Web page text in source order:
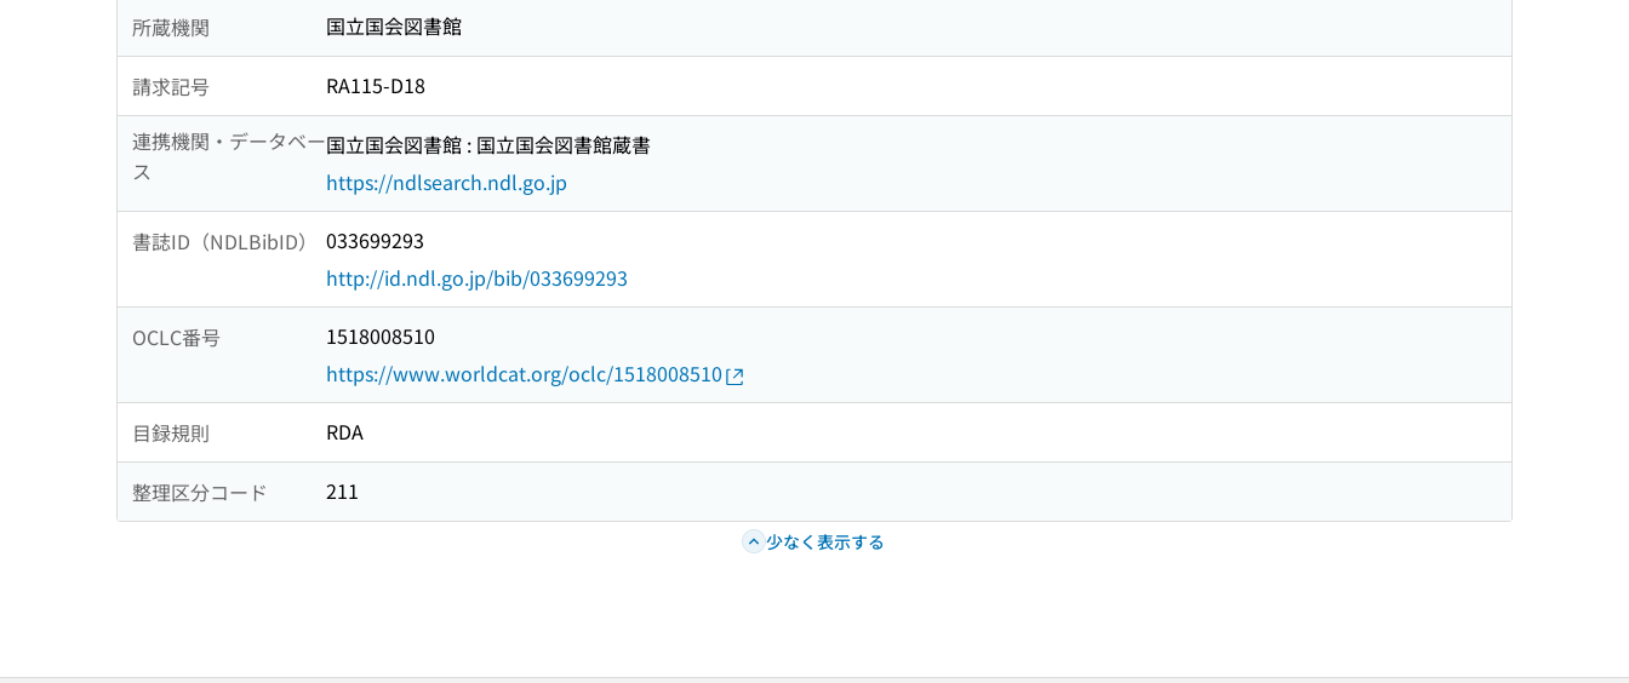
所蔵機関 国立国会図書館
請求記号
RA115-D18
連携機関・データベー
ス
国立国会図書館 : 国立国会図書館蔵書
https://ndlsearch.ndl.go.jp
書誌ID（NDLBibID）
033699293
http://id.ndl.go.jp/bib/033699293
OCLC番号
1518008510
https://www.worldcat.org/oclc/1518008510
目録規則 RDA
整理区分コード 211
少なく表示する